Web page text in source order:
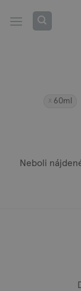
60ml
Neboli